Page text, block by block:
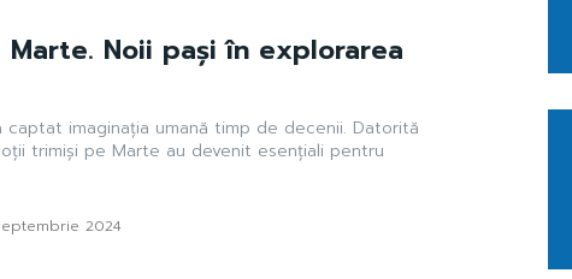
Noii pași în explorarea
imaginația umană timp de decenii. Datorită
trimiși pe Marte au devenit esențiali pentru
2024